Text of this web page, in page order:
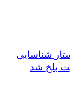
شناسایی
بلخ شد